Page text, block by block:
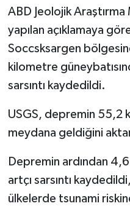
ABD Jeolojik
yapılan açıklamaya
Soccsksargen
kilometre
sarsıntı kaydedildi.
USGS, depremin 55,2
meydana geldiğini
Depremin ardından
artçı sarsıntı
ülkelerde tsunami